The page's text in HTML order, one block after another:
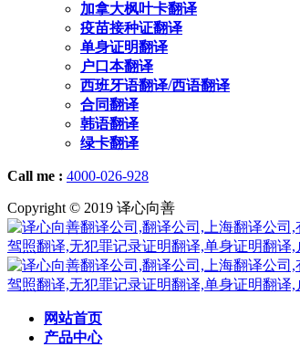
加拿大枫叶卡翻译
疫苗接种证翻译
单身证明翻译
户口本翻译
西班牙语翻译/西语翻译
合同翻译
韩语翻译
绿卡翻译
Call me : 4000-026-928
Copyright © 2019 译心向善
网站首页
产品中心